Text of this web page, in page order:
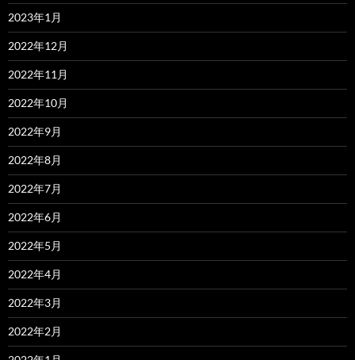
2023年1月
2022年12月
2022年11月
2022年10月
2022年9月
2022年8月
2022年7月
2022年6月
2022年5月
2022年4月
2022年3月
2022年2月